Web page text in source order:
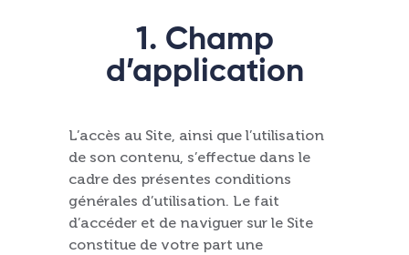
1. Champ
d’application
L’accès au Site, ainsi que l’utilisation
de son contenu, s’effectue dans le
cadre des présentes conditions
générales d’utilisation. Le fait
d’accéder et de naviguer sur le Site
constitue de votre part une